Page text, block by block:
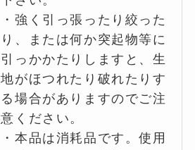
・強く引っ張ったり絞った
り、または何か突起物等に
引っかかたりしますと、生
地がほつれたり破れたりす
る場合がありますのでご注
意ください。
・本品は消耗品です。使用